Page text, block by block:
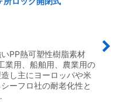
PP熱可塑性樹脂素材
業用、船舶用、農業用の
し主にヨーロッパや米
ーフロ社の耐老化性と